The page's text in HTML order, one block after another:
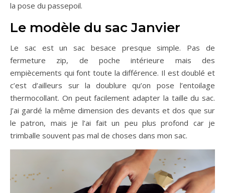
la pose du passepoil.
Le modèle du sac Janvier
Le sac est un sac besace presque simple. Pas de
fermeture zip, de poche intérieure mais des
empiècements qui font toute la différence. Il est doublé et
c’est d’ailleurs sur la doublure qu’on pose l’entoilage
thermocollant. On peut facilement adapter la taille du sac.
J’ai gardé la même dimension des devants et dos que sur
le patron, mais je l’ai fait un peu plus profond car je
trimballe souvent pas mal de choses dans mon sac.